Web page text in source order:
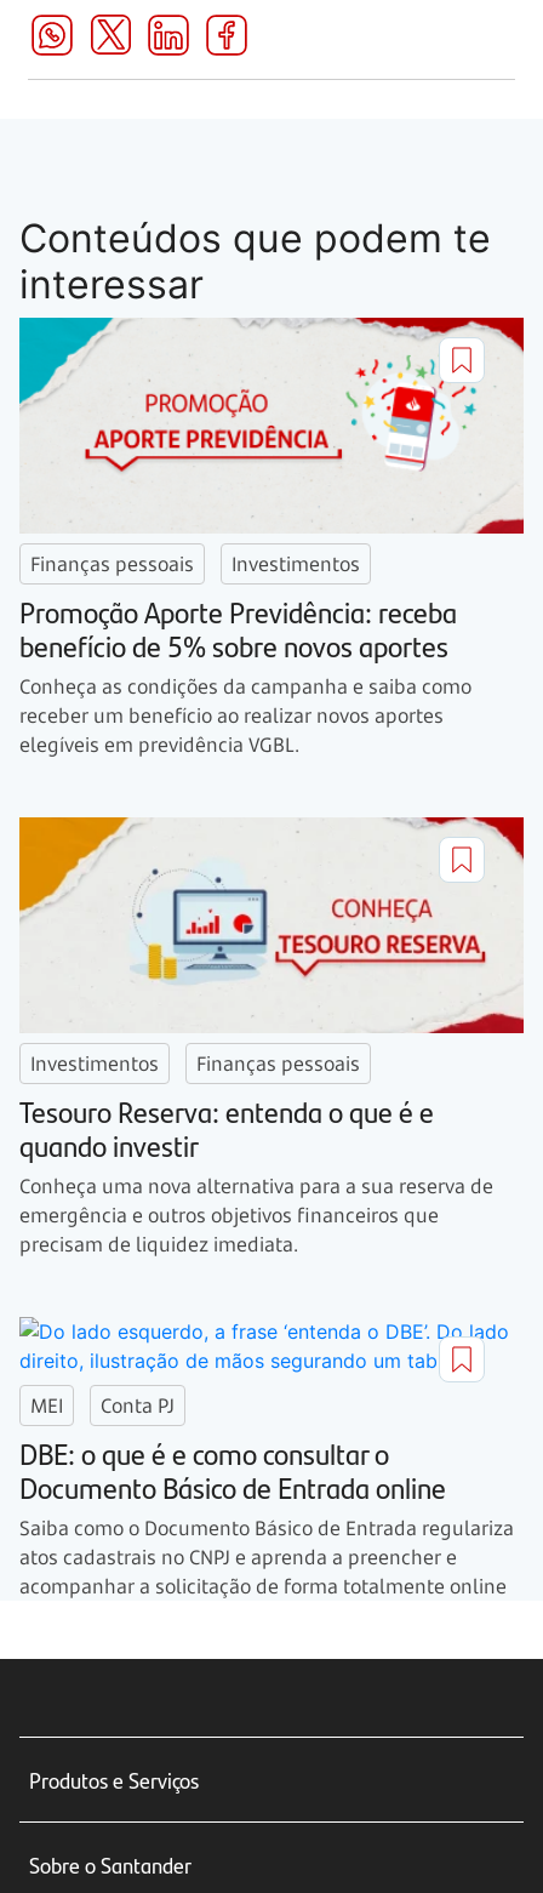
Conteúdos que podem te
interessar
Finanças pessoais Investimentos
Promoção Aporte Previdência: receba
benefício de 5% sobre novos aportes
Conheça as condições da campanha e saiba como
receber um benefício ao realizar novos aportes
elegíveis em previdência VGBL.
Investimentos Finanças pessoais
Tesouro Reserva: entenda o que é e
quando investir
Conheça uma nova alternativa para a sua reserva de
emergência e outros objetivos financeiros que
precisam de liquidez imediata.
MEI Conta PJ
DBE: o que é e como consultar o
Documento Básico de Entrada online
Saiba como o Documento Básico de Entrada regulariza
atos cadastrais no CNPJ e aprenda a preencher e
acompanhar a solicitação de forma totalmente online
Produtos e Serviços
Sobre o Santander